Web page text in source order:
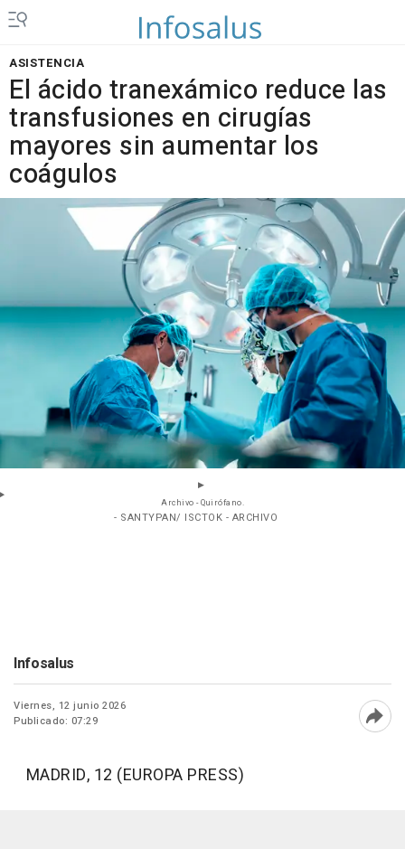
ASISTENCIA
El ácido tranexámico reduce las
transfusiones en cirugías
mayores sin aumentar los
coágulos
Archivo - Quirófano.
- SANTYPAN/ ISCTOK - ARCHIVO
Infosalus
Viernes, 12 junio 2026
Publicado: 07:29
MADRID, 12 (EUROPA PRESS)